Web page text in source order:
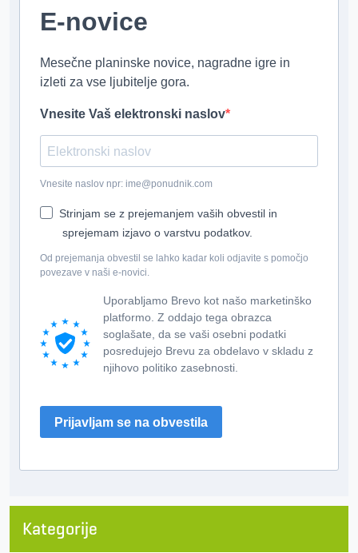
E-novice
Mesečne planinske novice, nagradne igre in
izleti za vse ljubitelje gora.
Vnesite Vaš elektronski naslov
Vnesite naslov npr: ime@ponudnik.com
Strinjam se z prejemanjem vaših obvestil in
sprejemam izjavo o varstvu podatkov.
Od prejemanja obvestil se lahko kadar koli odjavite s pomočjo
povezave v naši e-novici.
Uporabljamo Brevo kot našo marketinško
platformo. Z oddajo tega obrazca
soglašate, da se vaši osebni podatki
posredujejo Brevu za obdelavo v skladu z
njihovo politiko zasebnosti.
Prijavljam se na obvestila
Kategorije